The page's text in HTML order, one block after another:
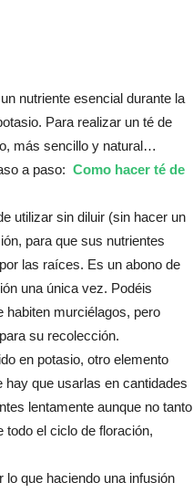
nutriente esencial durante la
Para realizar un té de
más sencillo y natural…
a paso: Como hacer té de
utilizar sin diluir (sin hacer un
para que sus nutrientes
las raíces. Es un abono de
una única vez. Podéis
habiten murciélagos, pero
su recolección.
en potasio, otro elemento
hay que usarlas en cantidades
lentamente aunque no tanto
el ciclo de floración,
lo que haciendo una infusión